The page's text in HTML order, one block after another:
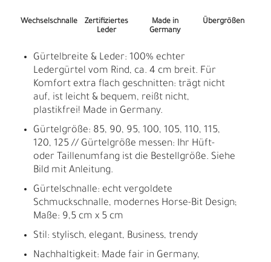
Wechselschnalle
Zertifiziertes
Leder
Made in
Germany
Übergrößen
Gürtelbreite & Leder: 100% echter
Ledergürtel vom Rind, ca. 4 cm breit. Für
Komfort extra flach geschnitten: trägt nicht
auf, ist leicht & bequem, reißt nicht,
plastikfrei! Made in Germany.
Gürtelgröße: 85, 90, 95, 100, 105, 110, 115,
120, 125 // Gürtelgröße messen: Ihr Hüft-
oder Taillenumfang ist die Bestellgröße. Siehe
Bild mit Anleitung.
Gürtelschnalle: echt vergoldete
Schmuckschnalle, modernes Horse-Bit Design;
Maße: 9,5 cm x 5 cm
Stil: stylisch, elegant, Business, trendy
Nachhaltigkeit: Made fair in Germany,